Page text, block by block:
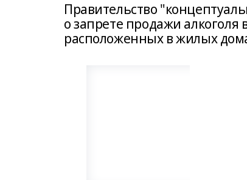
Правительство
о запрете продажи алкоголя
расположенных в жилых